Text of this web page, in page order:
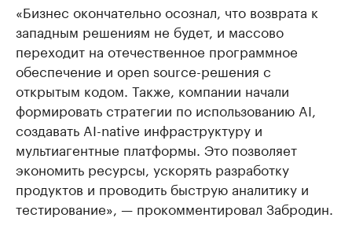
«Бизнес окончательно осознал, что возврата к
западным решениям не будет, и массово
переходит на отечественное программное
обеспечение и open source-решения с
открытым кодом. Также, компании начали
формировать стратегии по использованию AI,
создавать AI-native инфраструктуру и
мультиагентные платформы. Это позволяет
экономить ресурсы, ускорять разработку
продуктов и проводить быструю аналитику и
тестирование», — прокомментировал Забродин.